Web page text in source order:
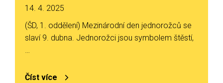
14. 4. 2025
(ŠD, 1. oddělení) Mezinárodní den jednorožců se
slaví 9. dubna. Jednorožci jsou symbolem štěstí,
…
Číst více